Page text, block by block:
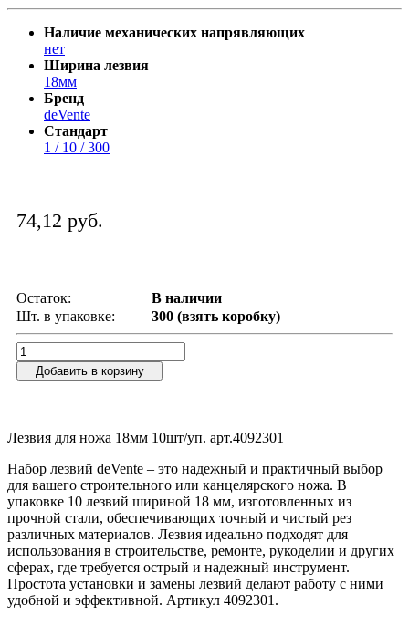
Наличие механических напрявляющих
нет
Ширина лезвия
18мм
Бренд
deVente
Стандарт
1 / 10 / 300
74,12 руб.
Остаток:
В наличии
Шт. в упаковке:
300 (взять коробку)
Добавить в корзину
Лезвия для ножа 18мм 10шт/уп. арт.4092301
Набор лезвий deVente – это надежный и практичный выбор
для вашего строительного или канцелярского ножа. В
упаковке 10 лезвий шириной 18 мм, изготовленных из
прочной стали, обеспечивающих точный и чистый рез
различных материалов. Лезвия идеально подходят для
использования в строительстве, ремонте, рукоделии и других
сферах, где требуется острый и надежный инструмент.
Простота установки и замены лезвий делают работу с ними
удобной и эффективной. Артикул 4092301.